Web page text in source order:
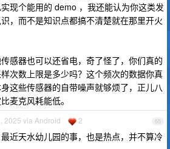
现个能用的 demo ，我还能认为你这类发
，而不是知识点都搞不清楚就在那里开火
感器也可以还省电，奇了怪了，你们真的
次数上限是多少吗？这个频次的数据你真
这些传感器的自带噪声就够烦了，正儿八
麦克风耗能低。
65
2025 via Android 2
近天水幼儿园的事，也是热点，并不算冷